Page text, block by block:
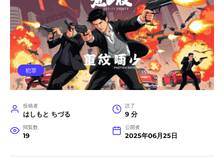
犯罪
投稿者
はしもと ちづる
読了
9 分
閲覧数
19
公開者
2025年06月25日